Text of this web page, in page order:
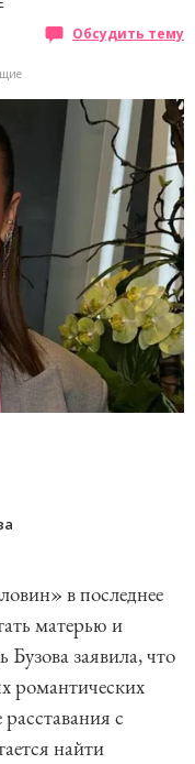
Обсудить тему
в последнее
матерью и
Бузова заявила, что
романтических
с
найти